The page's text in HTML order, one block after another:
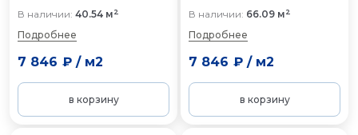
В наличии: 40.54 м2
Подробнее
7 846 ₽/ м2
в корзину
В наличии: 66.09 м2
Подробнее
7 846 ₽/ м2
в корзину